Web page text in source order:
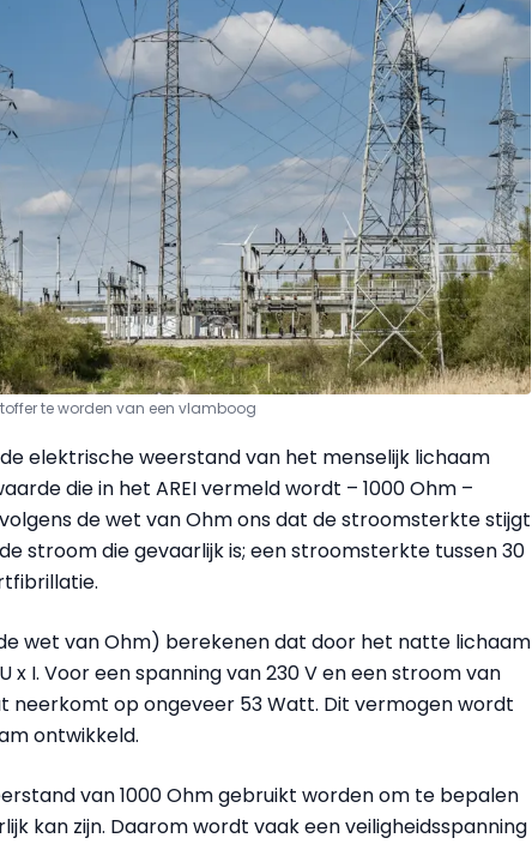
te worden van een vlamboog
elektrische weerstand van het menselijk lichaam
die in het AREI vermeld wordt – 1000 Ohm –
de wet van Ohm ons dat de stroomsterkte stijgt
stroom die gevaarlijk is; een stroomsterkte tussen 30
wet van Ohm) berekenen dat door het natte lichaam
I. Voor een spanning van 230 V en een stroom van
neerkomt op ongeveer 53 Watt. Dit vermogen wordt
ontwikkeld.
van 1000 Ohm gebruikt worden om te bepalen
kan zijn. Daarom wordt vaak een veiligheidsspanning